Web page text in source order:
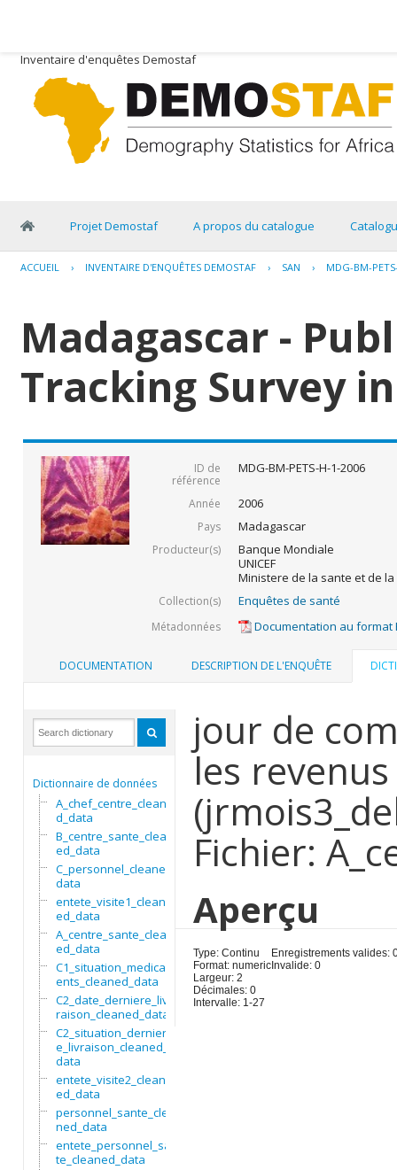
Inventaire d'enquêtes Demostaf
Projet Demostaf A propos du catalogue
ACCUEIL › INVENTAIRE D'ENQUÊTES DEMOSTAF › SAN › MDG-BM-
Madagascar -
Tracking Survey
ID de
référence
MDG-BM-PETS-H-1-2006
Année 2006
Pays Madagascar
Producteur(s)
Banque Mondiale
UNICEF
Ministere de la sante et de
Collection(s) Enquêtes de santé
Métadonnées Documentation au format
DOCUMENTATION DESCRIPTION DE L'ENQUÊTE
Dictionnaire de données
A_chef_centre_cleane
d_data
B_centre_sante_clean
ed_data
C_personnel_cleaned_
data
entete_visite1_clean
ed_data
A_centre_sante_clean
ed_data
C1_situation_medicam
ents_cleaned_data
C2_date_derniere_liv
raison_cleaned_data
C2_situation_dernier
e_livraison_cleaned_
data
entete_visite2_clean
ed_data
personnel_sante_clea
ned_data
entete_personnel_san
te_cleaned_data
jour de
les
Fichier:
Aperçu
Type: Continu
Format: numeric
Largeur: 2
Décimales: 0
Intervalle: 1-27
Enregistrements valides:
Invalide: 0